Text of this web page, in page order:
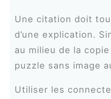
Une citation doit
d’une explication.
au milieu de la
puzzle sans image
Utiliser les